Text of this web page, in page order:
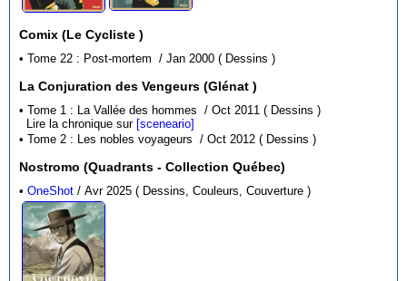
Comix (Le Cycliste )
• Tome 22 : Post-mortem / Jan 2000 ( Dessins )
La Conjuration des Vengeurs (Glénat )
• Tome 1 : La Vallée des hommes / Oct 2011 ( Dessins )
Lire la chronique sur [sceneario]
• Tome 2 : Les nobles voyageurs / Oct 2012 ( Dessins )
Nostromo (Quadrants - Collection Québec)
•OneShot / Avr 2025 ( Dessins, Couleurs, Couverture )